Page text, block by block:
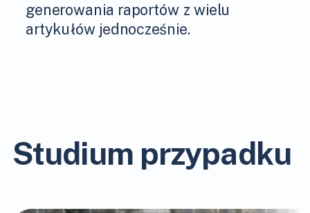
generowania raportów z wielu
artykułów jednocześnie.
Studium przypadku